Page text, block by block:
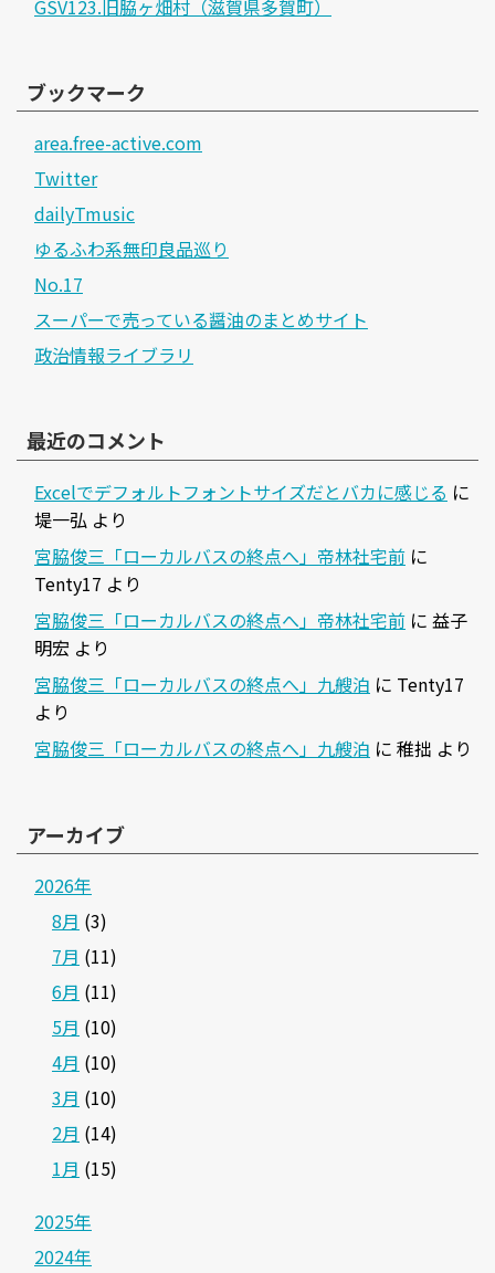
GSV123.旧脇ヶ畑村（滋賀県多賀町）
ブックマーク
area.free-active.com
Twitter
dailyTmusic
ゆるふわ系無印良品巡り
No.17
スーパーで売っている醤油のまとめサイト
政治情報ライブラリ
最近のコメント
Excelでデフォルトフォントサイズだとバカに感じる に
堤一弘 より
宮脇俊三「ローカルバスの終点へ」帝林社宅前 に
Tenty17 より
宮脇俊三「ローカルバスの終点へ」帝林社宅前 に 益子
明宏 より
宮脇俊三「ローカルバスの終点へ」九艘泊 に Tenty17
より
宮脇俊三「ローカルバスの終点へ」九艘泊 に 稚拙 より
アーカイブ
2026年
8月 (3)
7月 (11)
6月 (11)
5月 (10)
4月 (10)
3月 (10)
2月 (14)
1月 (15)
2025年
2024年